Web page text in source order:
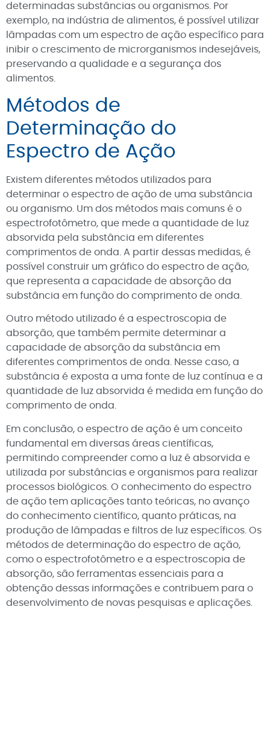
determinadas substâncias ou organismos. Por
exemplo, na indústria de alimentos, é possível utilizar
lâmpadas com um espectro de ação específico para
inibir o crescimento de microrganismos indesejáveis,
preservando a qualidade e a segurança dos
alimentos.
Métodos de
Determinação do
Espectro de Ação
Existem diferentes métodos utilizados para
determinar o espectro de ação de uma substância
ou organismo. Um dos métodos mais comuns é o
espectrofotômetro, que mede a quantidade de luz
absorvida pela substância em diferentes
comprimentos de onda. A partir dessas medidas, é
possível construir um gráfico do espectro de ação,
que representa a capacidade de absorção da
substância em função do comprimento de onda.
Outro método utilizado é a espectroscopia de
absorção, que também permite determinar a
capacidade de absorção da substância em
diferentes comprimentos de onda. Nesse caso, a
substância é exposta a uma fonte de luz contínua e a
quantidade de luz absorvida é medida em função do
comprimento de onda.
Em conclusão, o espectro de ação é um conceito
fundamental em diversas áreas científicas,
permitindo compreender como a luz é absorvida e
utilizada por substâncias e organismos para realizar
processos biológicos. O conhecimento do espectro
de ação tem aplicações tanto teóricas, no avanço
do conhecimento científico, quanto práticas, na
produção de lâmpadas e filtros de luz específicos. Os
métodos de determinação do espectro de ação,
como o espectrofotômetro e a espectroscopia de
absorção, são ferramentas essenciais para a
obtenção dessas informações e contribuem para o
desenvolvimento de novas pesquisas e aplicações.